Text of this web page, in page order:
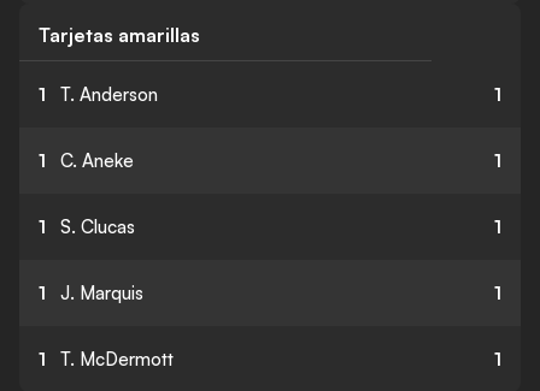
Tarjetas amarillas
1 T. Anderson 1
1 C. Aneke 1
1 S. Clucas 1
1 J. Marquis 1
1 T. McDermott 1